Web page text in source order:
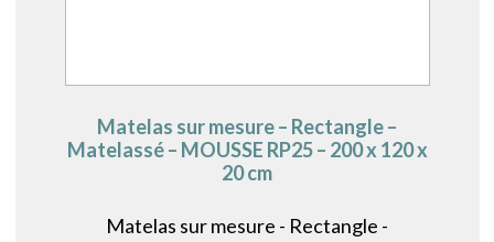
Matelas sur mesure – Rectangle –
Matelassé – MOUSSE RP25 – 200 x 120 x
20 cm
Matelas sur mesure - Rectangle -